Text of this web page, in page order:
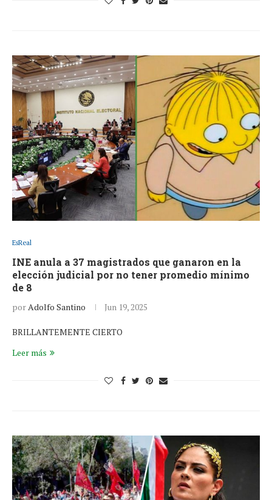
EsReal
INE anula a 37 magistrados que ganaron en la
elección judicial por no tener promedio mínimo
de 8
porAdolfo Santino Jun 19, 2025
BRILLANTEMENTE CIERTO
Leer más